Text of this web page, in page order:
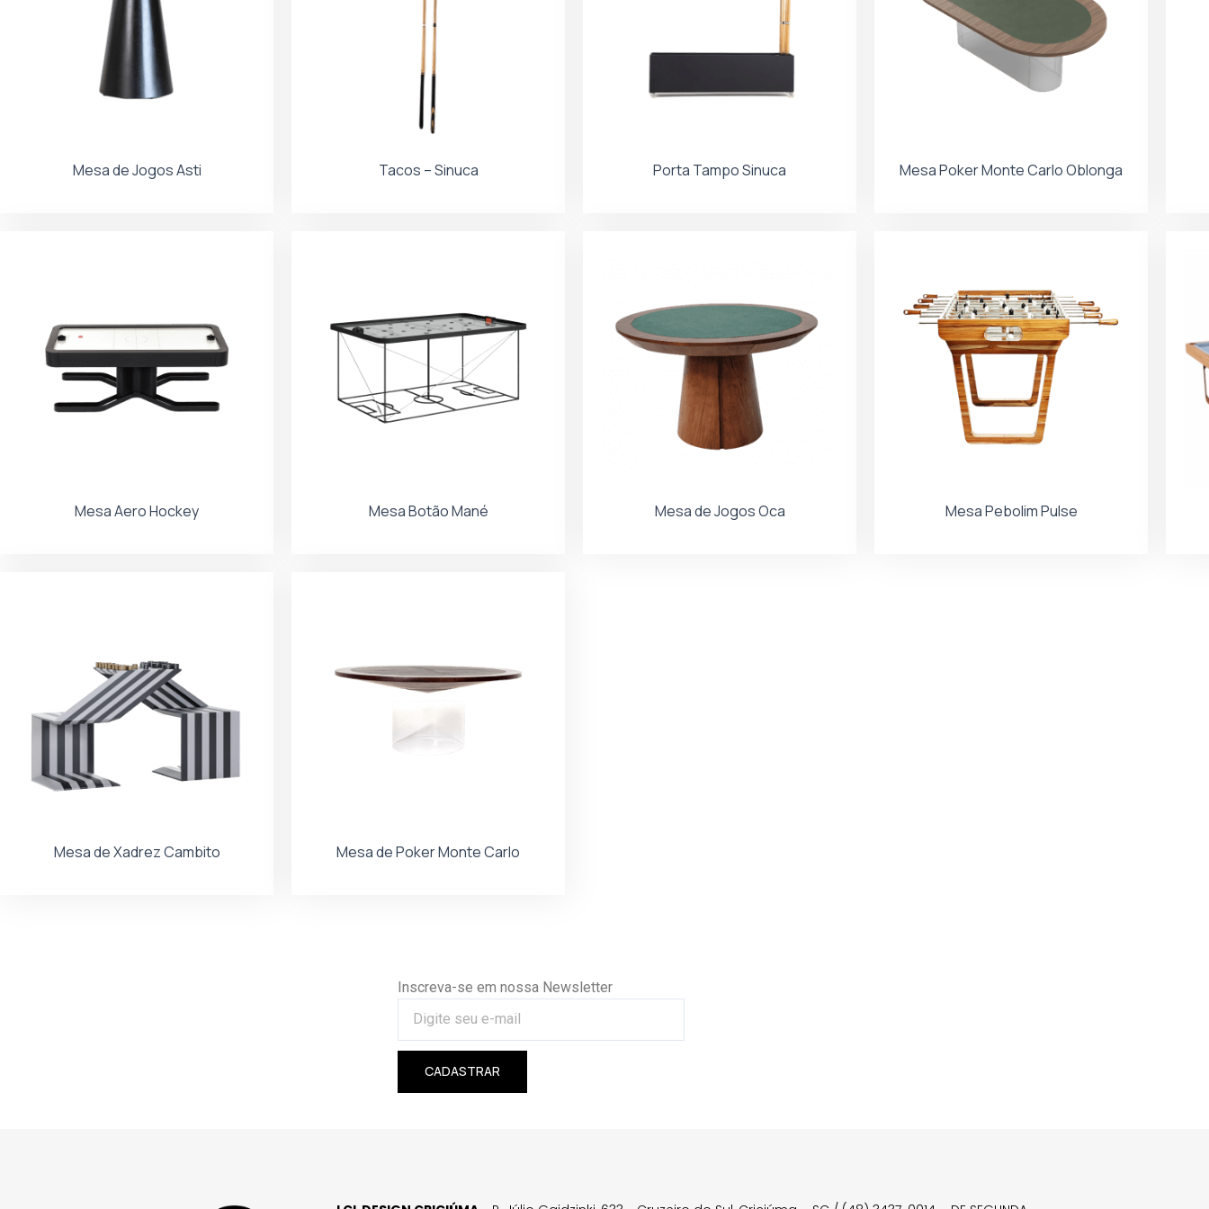
Mesa de Jogos Asti Tacos – Sinuca Porta Tampo Sinuca Mesa Poker Monte Carlo Oblonga
Mesa Aero Hockey Mesa Botão Mané Mesa de Jogos Oca Mesa Pebolim Pulse
Mesa de Xadrez Cambito Mesa de Poker Monte Carlo
Inscreva-se em nossa Newsletter
CADASTRAR